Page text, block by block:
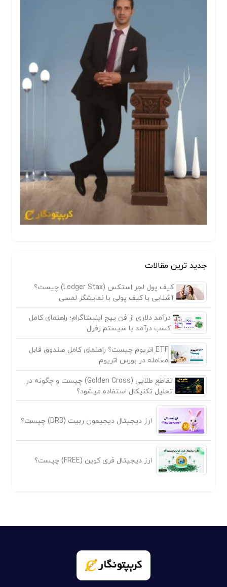
جدید ترین مقالات
کیف پول لجر استکس (Ledger Stax) چیست؟
آشنایی با کیف پولی با نمایشگر لمسی
درآمد دلاری از فن پیج اینستاگرام؛ راهنمای کامل
کسب درآمد با سیستم رفرال
ETF اتریوم چیست؟ راهنمای کامل صندوق قابل
معامله در بورس اتریوم
تقاطع طلایی (Golden Cross) چیست و چگونه در
تحلیل تکنیکال استفاده میشود؟
ارز دیجیتال دیجیمون ربیت (DRB) چیست؟
ارز دیجیتال فری کوین (FREE) چیست؟